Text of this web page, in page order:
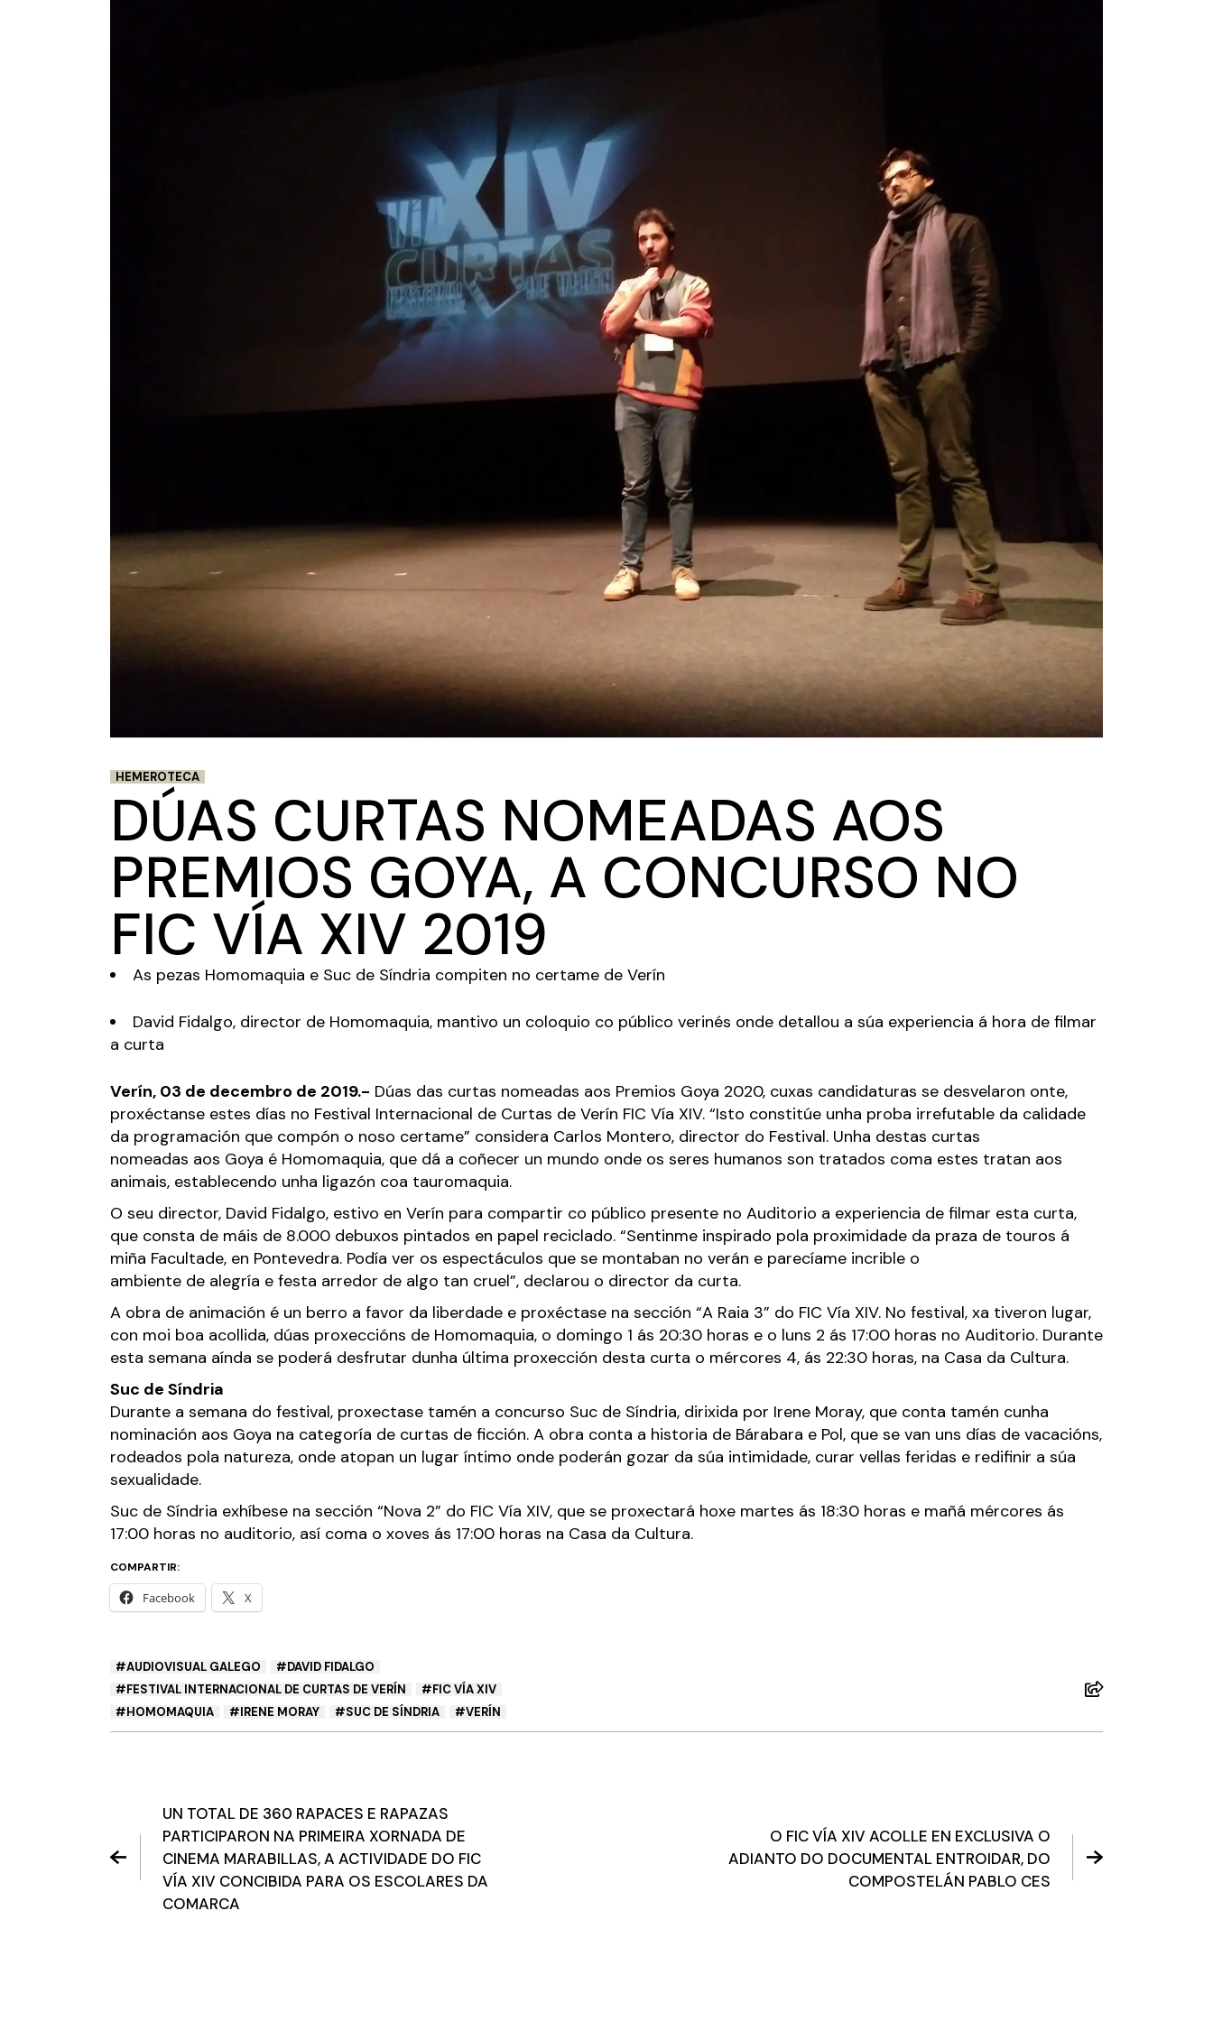
HEMEROTECA
DÚAS CURTAS NOMEADAS AOS
PREMIOS GOYA, A CONCURSO NO
FIC VÍA XIV 2019
As pezas Homomaquia e Suc de Síndria compiten no certame de Verín
David Fidalgo, director de Homomaquia, mantivo un coloquio co público verinés onde detallou a súa experiencia á hora de filmar
a curta
Verín, 03 de decembro de 2019.- Dúas das curtas nomeadas aos Premios Goya 2020, cuxas candidaturas se desvelaron onte,
proxéctanse estes días no Festival Internacional de Curtas de Verín FIC Vía XIV. “Isto constitúe unha proba irrefutable da calidade
da programación que compón o noso certame” considera Carlos Montero, director do Festival. Unha destas curtas
nomeadas aos Goya é Homomaquia, que dá a coñecer un mundo onde os seres humanos son tratados coma estes tratan aos
animais, establecendo unha ligazón coa tauromaquia.
O seu director, David Fidalgo, estivo en Verín para compartir co público presente no Auditorio a experiencia de filmar esta curta,
que consta de máis de 8.000 debuxos pintados en papel reciclado. “Sentinme inspirado pola proximidade da praza de touros á
miña Facultade, en Pontevedra. Podía ver os espectáculos que se montaban no verán e parecíame incrible o
ambiente de alegría e festa arredor de algo tan cruel”, declarou o director da curta.
A obra de animación é un berro a favor da liberdade e proxéctase na sección “A Raia 3” do FIC Vía XIV. No festival, xa tiveron lugar,
con moi boa acollida, dúas proxeccións de Homomaquia, o domingo 1 ás 20:30 horas e o luns 2 ás 17:00 horas no Auditorio. Durante
esta semana aínda se poderá desfrutar dunha última proxección desta curta o mércores 4, ás 22:30 horas, na Casa da Cultura.
Suc de Síndria
Durante a semana do festival, proxectase tamén a concurso Suc de Síndria, dirixida por Irene Moray, que conta tamén cunha
nominación aos Goya na categoría de curtas de ficción. A obra conta a historia de Bárabara e Pol, que se van uns días de vacacións,
rodeados pola natureza, onde atopan un lugar íntimo onde poderán gozar da súa intimidade, curar vellas feridas e redifinir a súa
sexualidade.
Suc de Síndria exhíbese na sección “Nova 2” do FIC Vía XIV, que se proxectará hoxe martes ás 18:30 horas e mañá mércores ás
17:00 horas no auditorio, así coma o xoves ás 17:00 horas na Casa da Cultura.
COMPARTIR:
Facebook X
AUDIOVISUAL GALEGO
DAVID FIDALGO
FESTIVAL INTERNACIONAL DE CURTAS DE VERÍN
FIC VÍA XIV
HOMOMAQUIA
IRENE MORAY SUC DE SÍNDRIA VERÍN
UN TOTAL DE 360 RAPACES E RAPAZAS
PARTICIPARON NA PRIMEIRA XORNADA DE
CINEMA MARABILLAS, A ACTIVIDADE DO FIC
VÍA XIV CONCIBIDA PARA OS ESCOLARES DA
COMARCA
O FIC VÍA XIV ACOLLE EN EXCLUSIVA O
ADIANTO DO DOCUMENTAL ENTROIDAR, DO
COMPOSTELÁN PABLO CES